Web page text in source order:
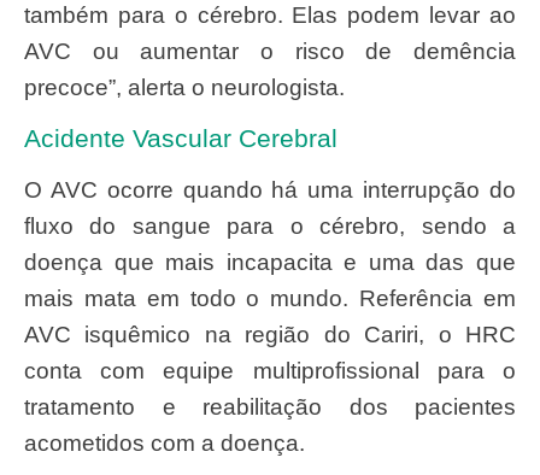
também para o cérebro. Elas podem levar ao
AVC ou aumentar o risco de demência
precoce”, alerta o neurologista.
Acidente Vascular Cerebral
O AVC ocorre quando há uma interrupção do
fluxo do sangue para o cérebro, sendo a
doença que mais incapacita e uma das que
mais mata em todo o mundo. Referência em
AVC isquêmico na região do Cariri, o HRC
conta com equipe multiprofissional para o
tratamento e reabilitação dos pacientes
acometidos com a doença.